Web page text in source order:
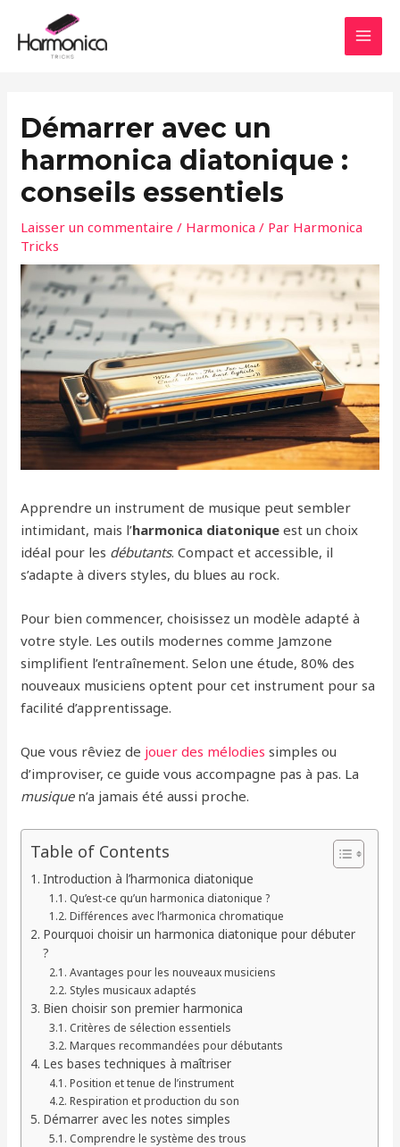
contenu
Démarrer avec un
harmonica diatonique :
conseils essentiels
Laisser un commentaire / Harmonica / Par Harmonica
Tricks
Apprendre un instrument de musique peut sembler
intimidant, mais l’harmonica diatonique est un choix
idéal pour les débutants. Compact et accessible, il
s’adapte à divers styles, du blues au rock.
Pour bien commencer, choisissez un modèle adapté à
votre style. Les outils modernes comme Jamzone
simplifient l’entraînement. Selon une étude, 80% des
nouveaux musiciens optent pour cet instrument pour sa
facilité d’apprentissage.
Que vous rêviez de jouer des mélodies simples ou
d’improviser, ce guide vous accompagne pas à pas. La
musiquen’a jamais été aussi proche.
Table of Contents
Introduction à l’harmonica diatonique
Qu’est-ce qu’un harmonica diatonique ?
Différences avec l’harmonica chromatique
Pourquoi choisir un harmonica diatonique pour débuter
?
Avantages pour les nouveaux musiciens
Styles musicaux adaptés
Bien choisir son premier harmonica
Critères de sélection essentiels
Marques recommandées pour débutants
Les bases techniques à maîtriser
Position et tenue de l’instrument
Respiration et production du son
Démarrer avec les notes simples
Comprendre le système des trous
Navigation
des
articles